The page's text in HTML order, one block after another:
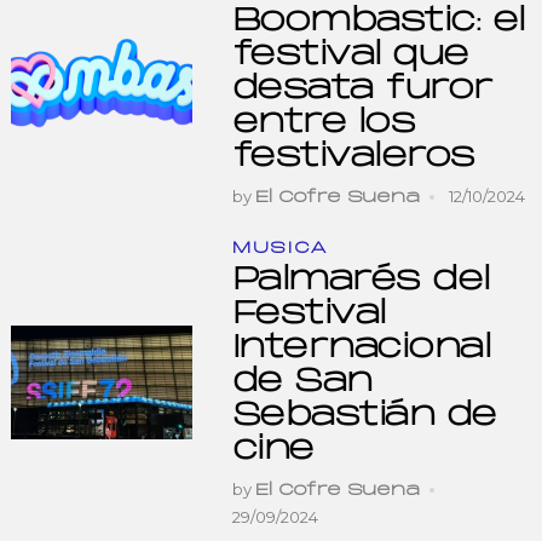
Boombastic: el
festival que
desata furor
entre los
festivaleros
by El Cofre Suena 12/10/2024
MUSICA
Palmarés del
Festival
Internacional
de San
Sebastián de
cine
by El Cofre Suena
29/09/2024